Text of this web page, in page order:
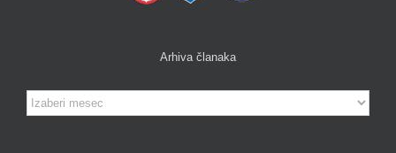
Arhiva članaka
Arhiva
članaka